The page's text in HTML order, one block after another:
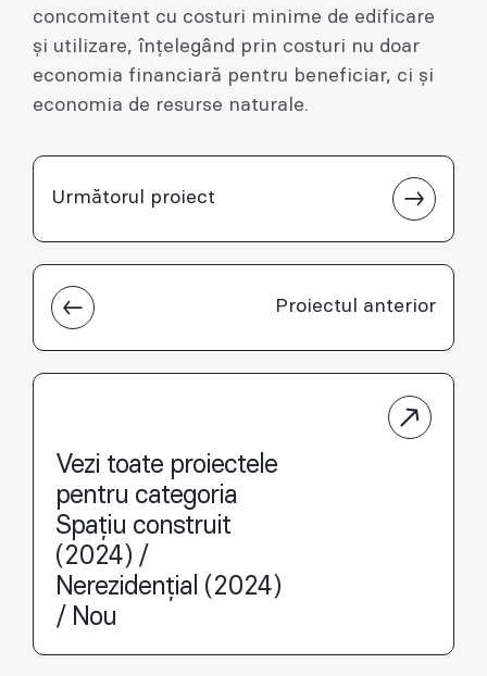
concomitent cu costuri minime de edificare
și utilizare, înțelegând prin costuri nu doar
economia financiară pentru beneficiar, ci și
economia de resurse naturale.
Proiectul anterior
Următorul proiect
Vezi toate proiectele
pentru categoria
Spațiu construit
(2024) /
Nerezidențial (2024)
/ Nou